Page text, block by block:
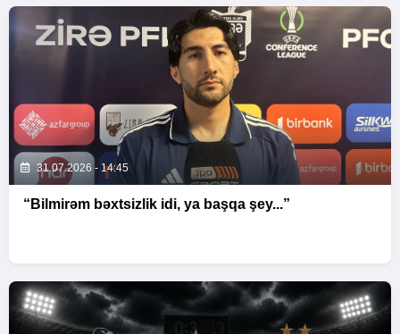
31.07.2026 - 14:45
“Bilmirəm bəxtsizlik idi, ya başqa şey...”